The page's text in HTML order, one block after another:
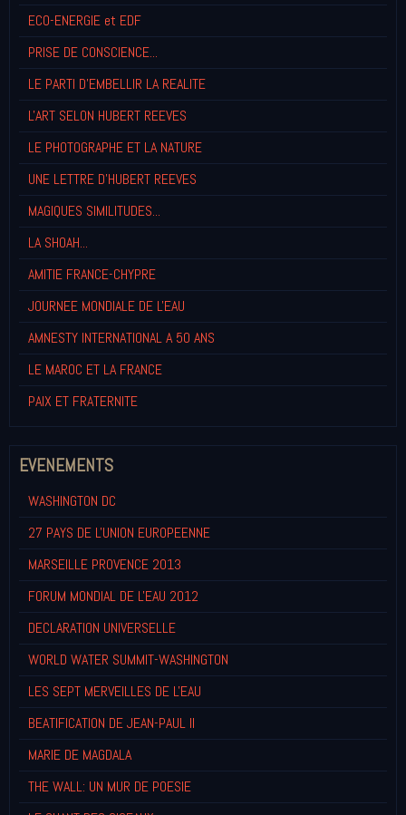
ECO-ENERGIE et EDF
PRISE DE CONSCIENCE...
LE PARTI D'EMBELLIR LA REALITE
L'ART SELON HUBERT REEVES
LE PHOTOGRAPHE ET LA NATURE
UNE LETTRE D'HUBERT REEVES
MAGIQUES SIMILITUDES...
LA SHOAH...
AMITIE FRANCE-CHYPRE
JOURNEE MONDIALE DE L'EAU
AMNESTY INTERNATIONAL A 50 ANS
LE MAROC ET LA FRANCE
PAIX ET FRATERNITE
EVENEMENTS
WASHINGTON DC
27 PAYS DE L'UNION EUROPEENNE
MARSEILLE PROVENCE 2013
FORUM MONDIAL DE L'EAU 2012
DECLARATION UNIVERSELLE
WORLD WATER SUMMIT-WASHINGTON
LES SEPT MERVEILLES DE L'EAU
BEATIFICATION DE JEAN-PAUL II
MARIE DE MAGDALA
THE WALL: UN MUR DE POESIE